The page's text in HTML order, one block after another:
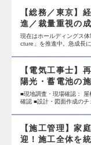
【総務／東京】
進／裁量重視の
現在はホールディングス
cture」を推進中。急成長
【電気工事士】
陽光・蓄電池の
■現地調査・現場確認：
確認 ■設計・図面作成の
【施工管理】家
迎！施工全体を